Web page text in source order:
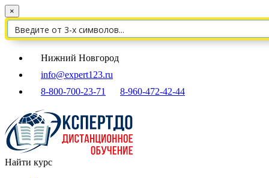
×
Нижний Новгород
info@expert123.ru
8-800-700-23-71
8-960-472-42-44
Найти курс